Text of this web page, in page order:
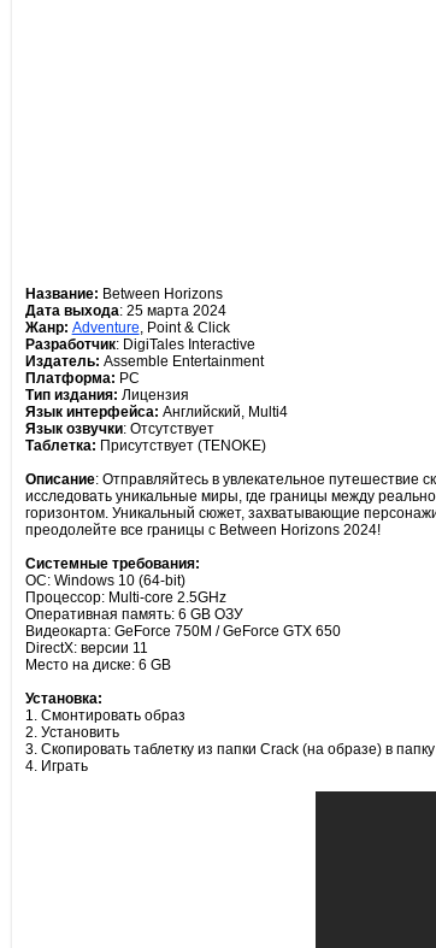
Название: Between Horizons
Дата выхода: 25 марта 2024
Жанр: Adventure, Point & Click
Разработчик: DigiTales Interactive
Издатель: Assemble Entertainment
Платформа: PC
Тип издания: Лицензия
Язык интерфейса: Английский, Multi4
Язык озвучки: Отсутствует
Таблетка: Присутствует (TENOKE)
Описание: Отправляйтесь в увлекательное путешествие
исследовать уникальные миры, где границы между
горизонтом. Уникальный сюжет, захватывающие
преодолейте все границы с Between Horizons 2024!
Системные требования:
ОС: Windows 10 (64-bit)
Процессор: Multi-core 2.5GHz
Оперативная память: 6 GB ОЗУ
Видеокарта: GeForce 750M / GeForce GTX 650
DirectX: версии 11
Место на диске: 6 GB
Установка:
1. Смонтировать образ
2. Установить
3. Скопировать таблетку из папки Crack (на образе) в
4. Играть